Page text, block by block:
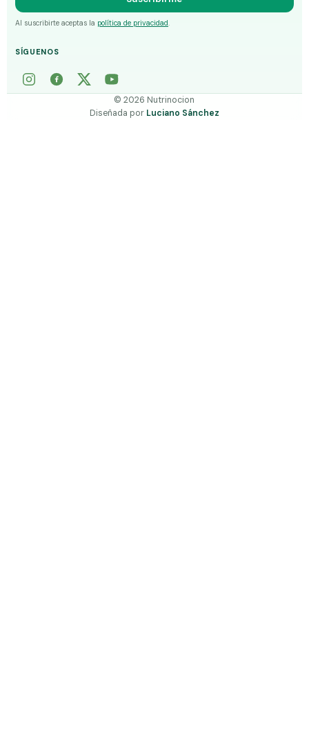
Al suscribirte aceptas la política de privacidad.
SÍGUENOS
©2026 Nutrinocion
Diseñada por Luciano Sánchez